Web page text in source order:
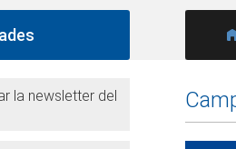
la newsletter del